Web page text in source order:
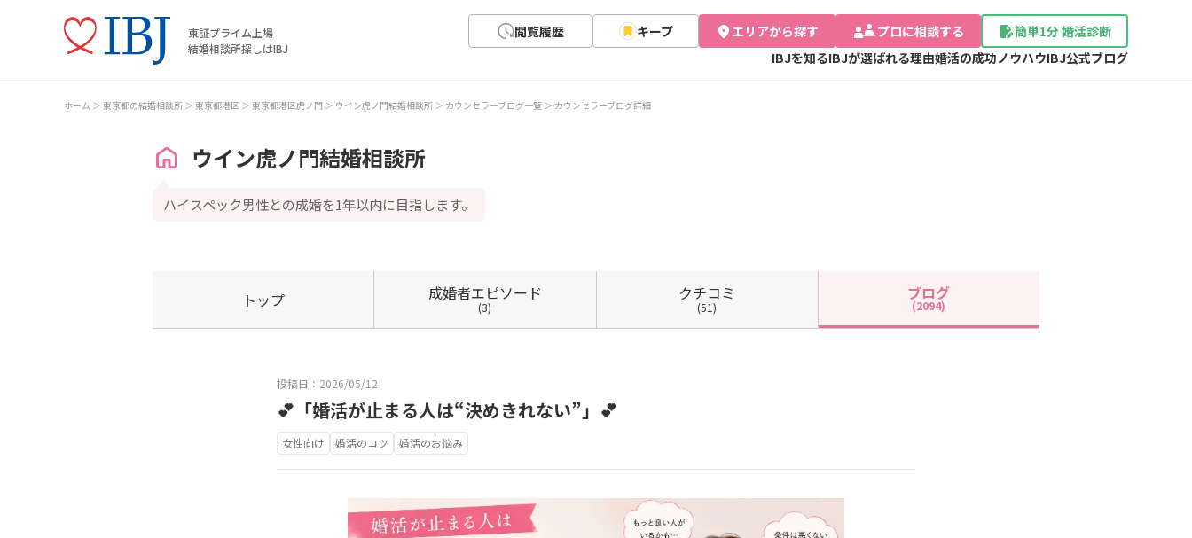
東証プライム上場
結婚相談所探しはIBJ
閲覧履歴 キープ エリアから探す プロに相談する
簡単1分 婚活診断
IBJを知るIBJが選ばれる理由婚活の成功ノウハウIBJ公式ブログ
ホーム 東京都の結婚相談所 東京都港区 東京都港区虎ノ門 ウイン虎ノ門結婚相談所 カウンセラーブログ一覧 カウンセラーブログ詳細
ウイン虎ノ門結婚相談所
ハイスペック男性との成婚を1年以内に目指します。
トップ 成婚者エピソード
(3)
クチコミ
(51)
ブログ
(2094)
投稿日：2026/05/12
💕「婚活が止まる人は“決めきれない”」💕
女性向け 婚活のコツ 婚活のお悩み